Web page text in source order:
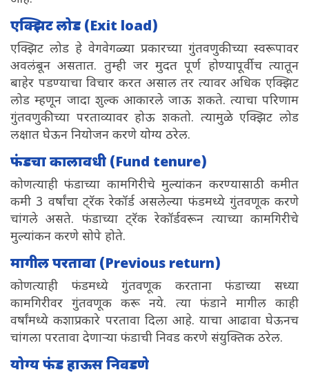
एक्झिट लोड (Exit load)
एक्झिट लोड हे वेगवेगळ्या प्रकारच्या गुंतवणुकीच्या स्वरूपावर
अवलंबून असतात. तुम्ही जर मुदत पूर्ण होण्यापूर्वीच त्यातून
बाहेर पडण्याचा विचार करत असाल तर त्यावर अधिक एक्झिट
लोड म्हणून जादा शुल्क आकारले जाऊ शकते. त्याचा परिणाम
गुंतवणुकीच्या परताव्यावर होऊ शकतो. त्यामुळे एक्झिट लोड
लक्षात घेऊन नियोजन करणे योग्य ठरेल.
फंडचा कालावधी (Fund tenure)
कोणत्याही फंडाच्या कामगिरीचे मुल्यांकन करण्यासाठी कमीत
कमी 3 वर्षांचा ट्रॅक रेकॉर्ड असलेल्या फंडमध्ये गुंतवणूक करणे
चांगले असते. फंडाच्या ट्रॅक रेकॉर्डवरून त्याच्या कामगिरीचे
मुल्यांकन करणे सोपे होते.
मागील परतावा (Previous return)
कोणत्याही फंडमध्ये गुंतवणूक करताना फंडाच्या सध्या
कामगिरीवर गुंतवणूक करू नये. त्या फंडाने मागील काही
वर्षांमध्ये कशाप्रकारे परतावा दिला आहे. याचा आढावा घेऊनच
चांगला परतावा देणाऱ्या फंडाची निवड करणे संयुक्तिक ठरेल.
योग्य फंड हाऊस निवडणे